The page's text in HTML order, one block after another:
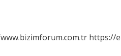
https://